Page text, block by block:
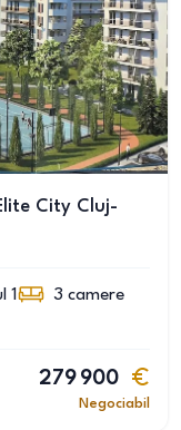
City Cluj-
1 3 camere
279 900
Negociabil